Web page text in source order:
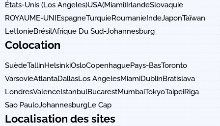
États-Unis (Los Angeles)USA(Miami)IrlandeSlovaquie
ROYAUME-UNIEspagneTurquieRoumanieIndeJaponTaïwan
LettonieBrésilAfrique Du Sud-Johannesburg
Colocation
SuèdeTallinHelsinkiOsloCopenhaguePays-BasToronto
VarsovieAtlantaDallasLos AngelesMiamiDublinBratislava
LondresValenceIstanbulBucarestMumbaiTokyoTaipeiRiga
Sao PauloJohannesburgLe Cap
Localisation des sites